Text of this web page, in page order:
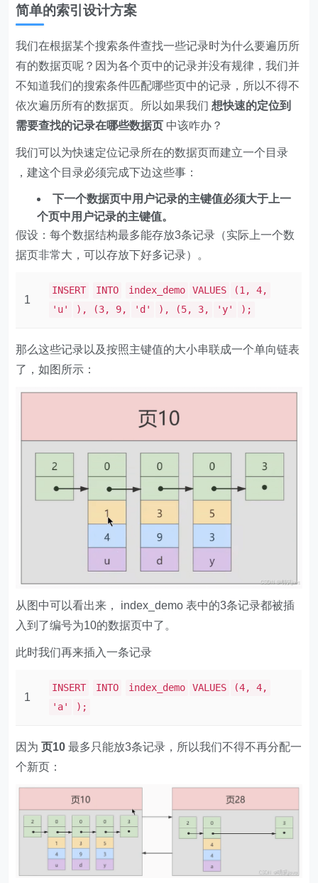
简单的索引设计方案
我们在根据某个搜索条件查找一些记录时为什么要遍历所
有的数据页呢？因为各个页中的记录并没有规律，我们并
不知道我们的搜索条件匹配哪些页中的记录，所以不得不
依次遍历所有的数据页。所以如果我们想快速的定位到
需要查找的记录在哪些数据页 中该咋办？
我们可以为快速定位记录所在的数据页而建立一个目录
，建这个目录必须完成下边这些事：
下一个数据页中用户记录的主键值必须大于上一
个页中用户记录的主键值。
假设：每个数据结构最多能存放3条记录（实际上一个数
据页非常大，可以存放下好多记录）。
1
INSERT INTO index_demo VALUES
(1, 4,
'u'
), (3, 9, 'd' ), (5, 3, 'y' );
那么这些记录以及按照主键值的大小串联成一个单向链表
了，如图所示：
从图中可以看出来， index_demo 表中的3条记录都被插
入到了编号为10的数据页中了。
此时我们再来插入一条记录
1
INSERT INTO index_demo VALUES
(4, 4,
'a'
);
因为页10 最多只能放3条记录，所以我们不得不再分配一
个新页：